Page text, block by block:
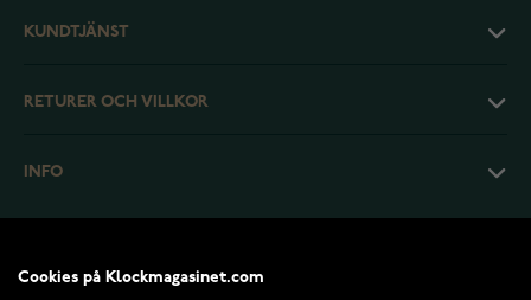
KUNDTJÄNST
RETURER OCH VILLKOR
INFO
Cookies på Klockmagasinet.com